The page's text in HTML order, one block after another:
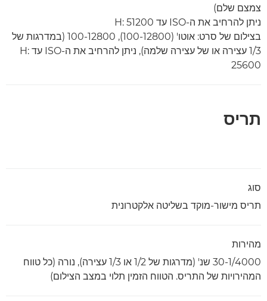
צמצם שלם)
ניתן להרחיב את ה-ISO עד H: 51200
בצילום של סרט: אוטו' (100-12800), 100-12800 (במדרגות של
1/3 עצירה או של עצירה שלמה), ניתן להרחיב את ה-ISO עד H:
25600
תריס
סוג
תריס מישור-מוקד בשליטה אלקטרונית
מהירות
30-1/4000 שנ' (מדרגות של 1/2 או 1/3 עצירה), נורה (כל טווח
המהירויות של התריס. הטווח הזמין תלוי במצב הצילום)